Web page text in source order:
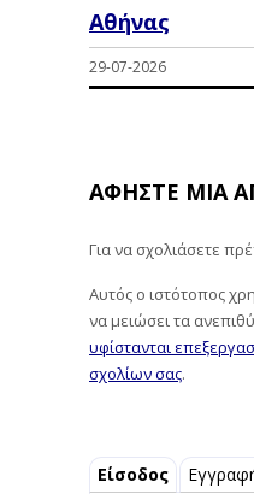
Αθήνας
29-07-2026
ΑΦΉΣΤΕ ΜΙΑ
Για να σχολιάσετε
Αυτός ο ιστότοπος
να μειώσει τα
υφίστανται
σχολίων σας.
Είσοδος